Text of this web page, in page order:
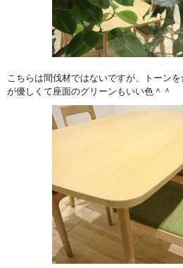
こちらは間伐材ではないですが、トーン
が優しくて座面のグリーンもいい色＾＾